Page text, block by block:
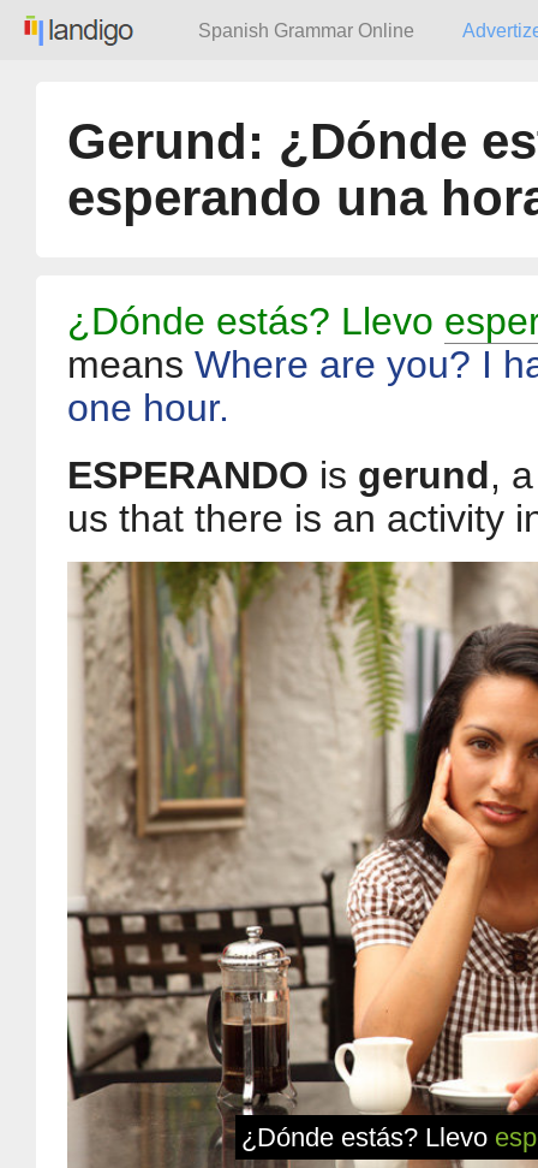
Spanish Grammar Online
Gerund: ¿Dónde
esperando una
¿Dónde estás? Llevo
means Where are you? I
one hour.
ESPERANDO is gerund,
us that there is an activity
¿Dónde estás? Llevo